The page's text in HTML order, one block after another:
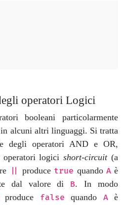
operatori Logici
booleani particolarmente
alcuni altri linguaggi. Si tratta
degli operatori AND e OR,
operatori logicishort-circuit(a
produce true quando Aè
dal valore di B. In modo
produce false quando Aè